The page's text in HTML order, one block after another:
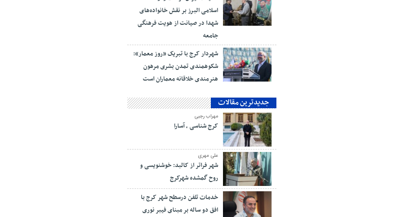
اسلامی البرز بر نقش خانواده‌های
شهدا در صیانت از هویت فرهنگی
جامعه
شهردار کرج با تبریک «روز معمار»:
شکوهمندی تمدن بشری مرهون
هنرمندی خلاقانه معماران است
جدیدترین مقالات
مهراب رجبی
کرج شناسی ، آسارا
علی مهری
شهر فراتر از کالبد: خوشنویسی و
روح گمشده شهرکرج
خدمات تلفن درسطح شهر کرج با
افق دو ساله بر مبنای فیبر نوری